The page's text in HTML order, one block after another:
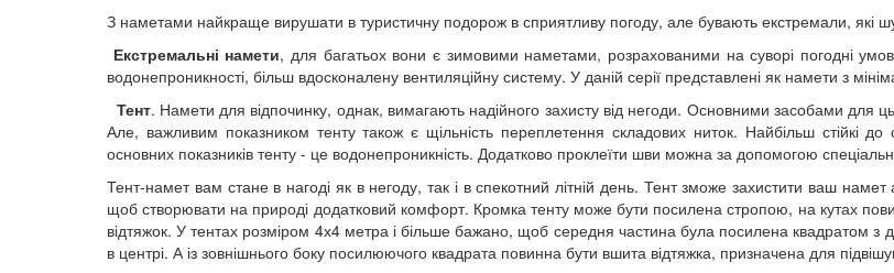
З наметами найкраще вирушати в туристичну подорож в сприятливу погоду, але бувають екстремали, які
Екстремальні намети, для багатьох вони є зимовими наметами, розрахованими на суворі погодні умови,
водонепроникності, більш вдосконалену вентиляційну систему. У даній серії представлені як намети з
Тент. Намети для відпочинку, однак, вимагають надійного захисту від негоди. Основними засобами для
Але, важливим показником тенту також є щільність переплетення складових ниток. Найбільш стійкі
основних показників тенту - це водонепроникність. Додатково проклеїти шви можна за допомогою
Тент-намет вам стане в нагоді як в негоду, так і в спекотний літній день. Тент зможе захистити ваш
щоб створювати на природі додатковий комфорт. Кромка тенту може бути посилена стропою, на кутах
відтяжок. У тентах розміром 4х4 метра і більше бажано, щоб середня частина була посилена квадратом з
в центрі. А із зовнішнього боку посилюючого квадрата повинна бути вшита відтяжка, призначена для